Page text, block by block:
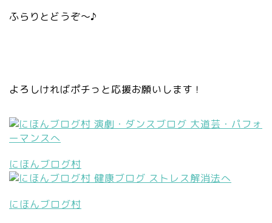
ふらりとどうぞ～♪
よろしければポチっと応援お願いします！
にほんブログ村
にほんブログ村